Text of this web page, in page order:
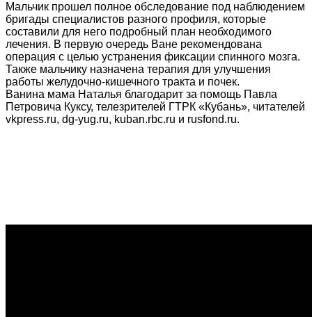
Мальчик прошел полное обследование под наблюдением
бригады специалистов разного профиля, которые
составили для него подробный план необходимого
лечения. В первую очередь Ване рекомендована
операция с целью устранения фиксации спинного мозга.
Также мальчику назначена терапия для улучшения
работы желудочно-кишечного тракта и почек.
Ванина мама Наталья благодарит за помощь Павла
Петровича Куксу, телезрителей ГТРК «Кубань», читателей
vkpress.ru, dg-yug.ru, kuban.rbc.ru и rusfond.ru.